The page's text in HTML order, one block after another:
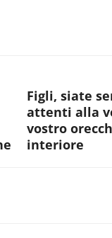
Figli, siate
attenti alla
vostro
interiore